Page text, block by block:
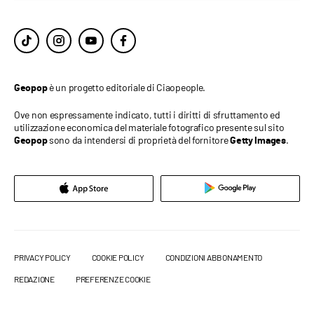
Geopopè un progetto editoriale di Ciaopeople.
Ove non espressamente indicato, tutti i diritti di sfruttamento ed
utilizzazione economica del materiale fotografico presente sul sito
Geopopsono da intendersi di proprietà del fornitoreGetty Images.
PRIVACY POLICY COOKIE POLICY CONDIZIONI ABBONAMENTO
REDAZIONE PREFERENZE COOKIE